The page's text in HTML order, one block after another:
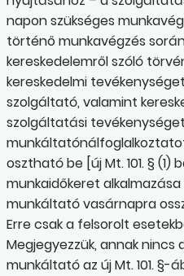
napon szükséges
történő munkavégzés
kereskedelemről szóló
kereskedelmi
szolgáltató, valamint
szolgáltatási
osztható be [új Mt. 101. § (1)
munkaidőkeret
munkáltató vasárnapra
Erre csak a felsorolt
Megjegyezzük, annak nincs
munkáltató az új Mt. 101. §-